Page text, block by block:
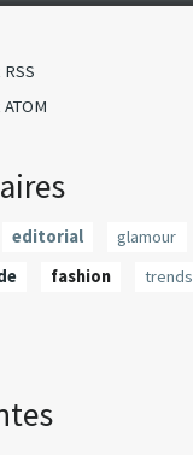
editorial glamour
fashion trends